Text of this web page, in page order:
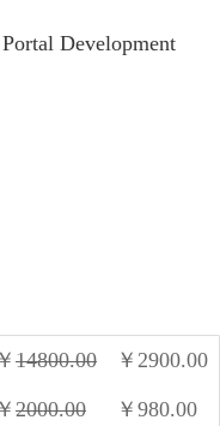
Development
￥ 14800.00 ￥ 2900.00
￥ 2000.00 ￥ 980.00